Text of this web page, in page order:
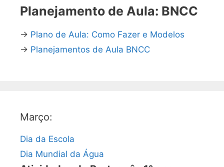
Planejamento de Aula: BNCC
→ Plano de Aula: Como Fazer e Modelos
→ Planejamentos de Aula BNCC
Março:
Dia da Escola
Dia Mundial da Água